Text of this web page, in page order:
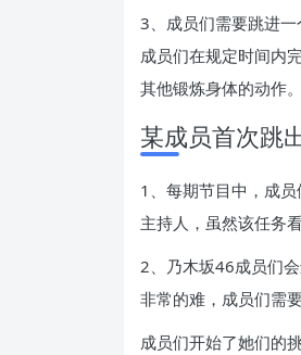
3、成员们需要跳进
成员们在规定时间内
其他锻炼身体的动作。
某成员首次跳
1、每期节目中，成
主持人，虽然该任务
2、乃木坂46成员们
非常的难，成员们需
成员们开始了她们的